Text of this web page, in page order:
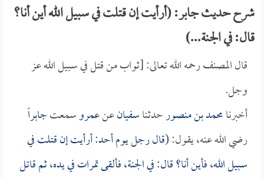
شرح حديث جابر: (أرأيت إن قتلت في سبيل الله أين أنا؟
قال: في الجنة...)
قال المصنف رحمه الله تعالى: [ثواب من قتل في سبيل الله عز
وجل.
أخبرنامحمد بن منصورحدثناسفيانعنعمروسمعتجابراً
رضي الله عنه، يقول: (قال رجل يوم أحد: أرأيت إن قتلت في
سبيل الله، فأين أنا؟ قال: في الجنة، فألقى تمرات في يده، ثم قاتل